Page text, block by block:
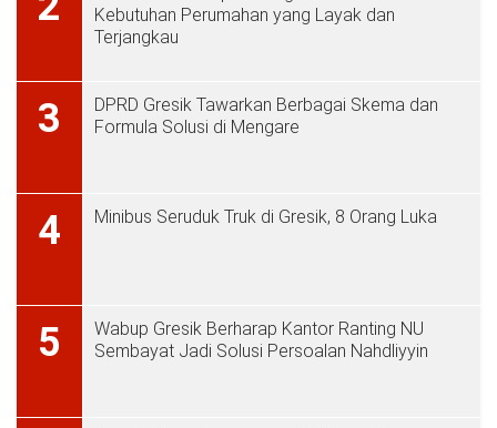
Kebutuhan Perumahan yang Layak dan
Terjangkau
3
DPRD Gresik Tawarkan Berbagai Skema dan
Formula Solusi di Mengare
4 Minibus Seruduk Truk di Gresik, 8 Orang Luka
5
Wabup Gresik Berharap Kantor Ranting NU
Sembayat Jadi Solusi Persoalan Nahdliyyin